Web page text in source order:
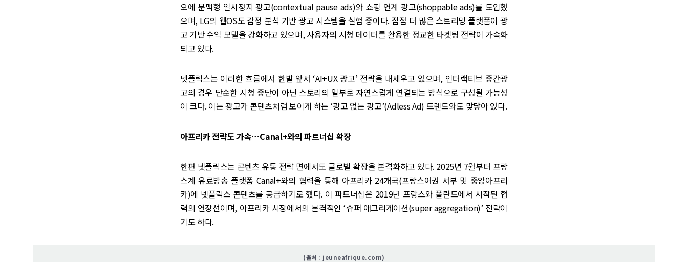
오에 문맥형 일시정지 광고(contextual pause ads)와 쇼핑 연계 광고(shoppable ads)를 도입했
으며, LG의 웹OS도 감정 분석 기반 광고 시스템을 실험 중이다. 점점 더 많은 스트리밍 플랫폼이 광
고 기반 수익 모델을 강화하고 있으며, 사용자의 시청 데이터를 활용한 정교한 타겟팅 전략이 가속화
되고 있다.
넷플릭스는 이러한 흐름에서 한발 앞서 ‘AI+UX 광고’ 전략을 내세우고 있으며, 인터랙티브 중간광
고의 경우 단순한 시청 중단이 아닌 스토리의 일부로 자연스럽게 연결되는 방식으로 구성될 가능성
이 크다. 이는 광고가 콘텐츠처럼 보이게 하는 ‘광고 없는 광고’(Adless Ad) 트렌드와도 맞닿아 있다.
아프리카 전략도 가속…Canal+와의 파트너십 확장
한편 넷플릭스는 콘텐츠 유통 전략 면에서도 글로벌 확장을 본격화하고 있다. 2025년 7월부터 프랑
스계 유료방송 플랫폼 Canal+와의 협력을 통해 아프리카 24개국(프랑스어권 서부 및 중앙아프리
카)에 넷플릭스 콘텐츠를 공급하기로 했다. 이 파트너십은 2019년 프랑스와 폴란드에서 시작된 협
력의 연장선이며, 아프리카 시장에서의 본격적인 ‘슈퍼 애그리게이션(super aggregation)’ 전략이
기도 하다.
(출처 : jeuneafrique.com)